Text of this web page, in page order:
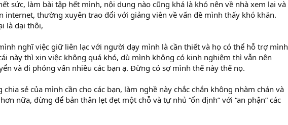
sức, làm bài tập hết mình, nội dung nào cũng khá là khó nên về nhà xem lại và
internet, thường xuyên trao đổi với giảng viên về vấn đề mình thấy khó khăn.
là dại thôi,
nghĩ việc giữ liên lạc với người dạy mình là cần thiết và họ có thể hỗ trợ mình
này thì xin việc không quá khó, dù mình không có kinh nghiệm thì vẫn nên
và đi phỏng vấn nhiều các bạn ạ. Đừng có sợ mình thế này thế nọ.
sẻ của mình cần cho các bạn, làm nghề này chắc chắn không nhàm chán và
nữa, đừng để bản thân lẹt đẹt một chỗ và tự nhủ “ổn định” với “an phận” các